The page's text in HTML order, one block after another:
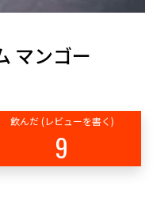
マンゴー
飲んだ (レビューを書く)
9